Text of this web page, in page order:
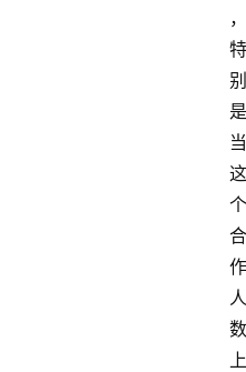
，
特
别
是
当
这
个
合
作
人
数
上